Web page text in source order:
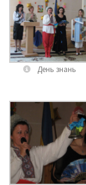
День знань